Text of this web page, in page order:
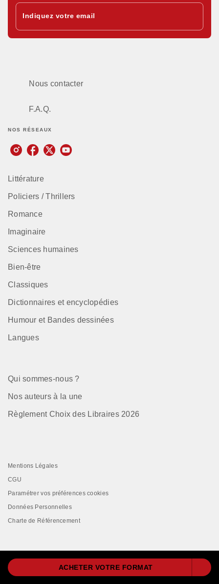
ACHETER VOTRE FORMAT
Indiquez votre email
Nous contacter
F.A.Q.
NOS RÉSEAUX
Littérature
Policiers / Thrillers
Romance
Imaginaire
Sciences humaines
Bien-être
Classiques
Dictionnaires et encyclopédies
Humour et Bandes dessinées
Langues
Qui sommes-nous ?
Nos auteurs à la une
Règlement Choix des Libraires 2026
Mentions Légales
CGU
Paramétrer vos préférences cookies
Données Personnelles
Charte de Référencement
LIVRE DE POCHE© 2026